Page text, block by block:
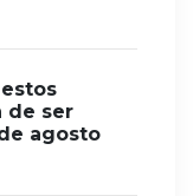
de ser
agosto